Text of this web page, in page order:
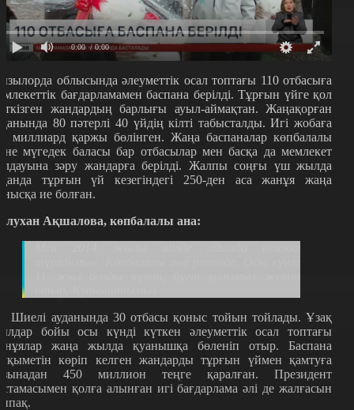
0:00 / 0:00
облысында әлеуметтік осал топтағы 110 отбасыға
бағдарламамен баспана берілді. Тұрғын үйге қол
жандардың барлығы ауыл-аймақтан. Жаңақорған
80 пәтерлі 40 үйдің кілті табысталды. Игі жобаға
миллиард қаржы бөлінген. Жаңа баспаналар көпбалалы
мүгедек баласы бар отбасылар мен басқа да мемлекет
зәру жандарға берілді. Жалпы соңғы үш жылда
тұрғын үй кезегіндегі 250-ден аса жанұя жаңа
ие болған.
Ақшалова, көпбалалы ана:
Шиелі ауданында 30 отбасы қоныс тойын тойлады. Ұзақ
бойы осы күнді күткен әлеуметтік осал топтағы
жаңа жылда қуанышқа бөленіп отыр. Баспана
көріп келген жандарды тұрғын үймен қамтуға
450 миллион теңге қаралған. Президент
қолға алынған игі бағдарлама әлі де жалғасын